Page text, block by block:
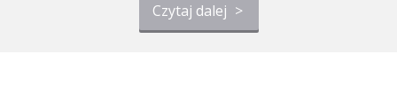
Czytaj dalej >